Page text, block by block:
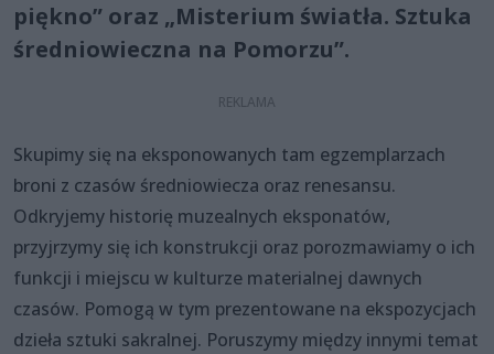
piękno” oraz „Misterium światła. Sztuka
średniowieczna na Pomorzu”.
Skupimy się na eksponowanych tam egzemplarzach
broni z czasów średniowiecza oraz renesansu.
Odkryjemy historię muzealnych eksponatów,
przyjrzymy się ich konstrukcji oraz porozmawiamy o ich
funkcji i miejscu w kulturze materialnej dawnych
czasów. Pomogą w tym prezentowane na ekspozycjach
dzieła sztuki sakralnej. Poruszymy między innymi temat